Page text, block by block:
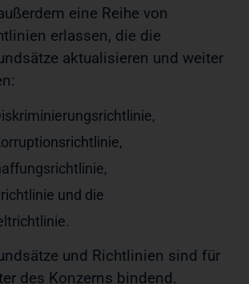
eine Reihe von
erlassen, die die
aktualisieren und weiter
und die
und Richtlinien sind für
des Konzerns bindend.